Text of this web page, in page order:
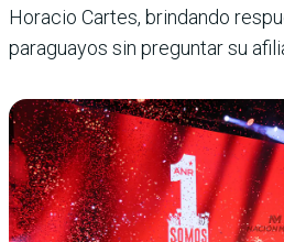
Horacio Cartes, brindando
paraguayos sin preguntar su